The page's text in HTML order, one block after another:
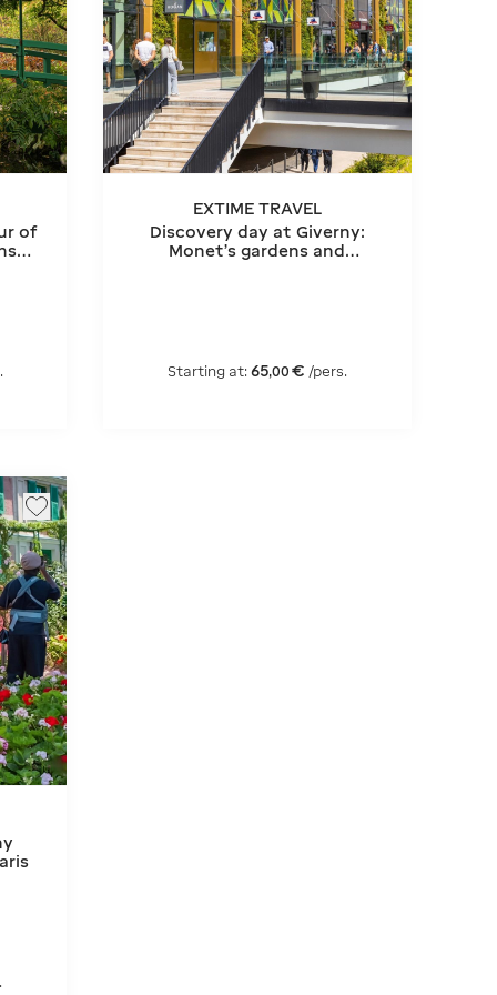
of
EXTIME TRAVEL
Discovery day at Giverny:
Monet's gardens and
Starting at: 65,00 € /pers.